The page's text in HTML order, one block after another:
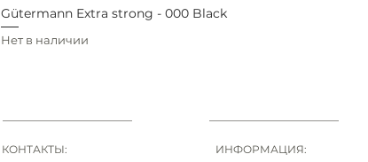
Gütermann Extra strong - 000 Black
Нет в наличии
КОНТАКТЫ:
ИНФОРМАЦИЯ: